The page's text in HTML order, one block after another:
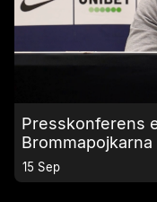
Presskonferens
Brommapojkarna
15 Sep